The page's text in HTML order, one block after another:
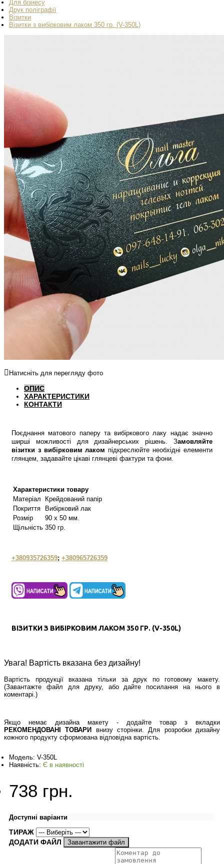
Для бізнесу
Друк поліграфії
Візитки
Візитки з вибірковим лаком 350 гр. (V-350L)
Натисніть для перегляду фото
ОПИС
ХАРАКТЕРИСТИКИ
КОНТАКТИ
Поєднання матового паперу та вибіркового лаку надає значно
ширші можливості для дизайнерських рішень. Замовляйте
візитки з вибірковим лаком підкреслюйте необхідні елементи
глянцем, задавайте цікаві глянцеві фактури та фони.
Характеристики товару
Матеріал
Крейдований папір
Покриття
Вибірковий лак
Розмір
90 х 50 мм.
Щільність 350 гр.
+380935726359; +380965726359
ВІЗИТКИ З ВИБІРКОВИМ ЛАКОМ 350 ГР. (V-350L)
Увага! Вартість вказана без дизайну!
Вартість продукції вказана тільки за друк по готовому макету.
(Завантажте файл для друку, або дайте посилання на нього в
коментарі.)
Якщо немає дизайна макету - додайте товар з вкладки
РЕКОМЕНДОВАНІ ТОВАРИ
внизу сторінки. Для розробки дизайну
кожного продукту сформована відповідна вартість.
Модель: V-350L
Наявність: Є в наявності
738 грн.
Доступні варіанти
ТИРАЖ
ДОДАТИ ФАЙЛ
Завантажити файл